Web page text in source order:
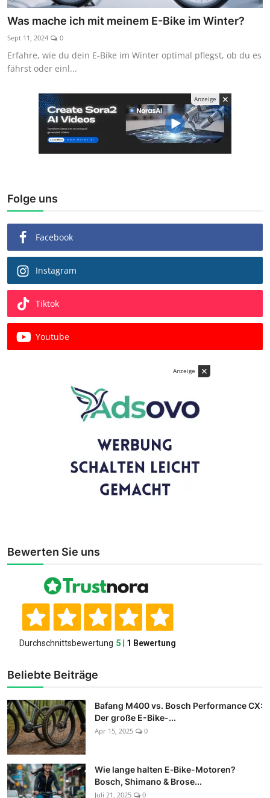
Was mache ich mit meinem E-Bike im Winter?
Sept 11, 2024 0
Erfahre, wie du dein E-Bike im Winter optimal pflegst, ob du es
fährst oder einl...
Anzeige ✕
Folge uns
Facebook
Instagram
Tiktok
Youtube
Anzeige ✕
Bewerten Sie uns
Beliebte Beiträge
Bafang M400 vs. Bosch Performance CX:
Der große E-Bike-...
Apr 15, 2025 0
Wie lange halten E‑Bike-Motoren?
Bosch, Shimano & Brose...
Juli 21, 2025 0